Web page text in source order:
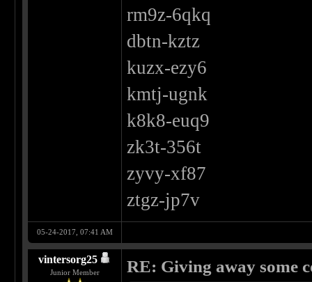
rm9z-6qkq
dbtn-kztz
kuzx-ezy6
kmtj-ugnk
k8k8-euq9
zk3t-356t
zyvy-xf87
ztgz-jp7v
05-24-2017, 07:41 AM
vintersorg25
Junior Member RE: Giving away some